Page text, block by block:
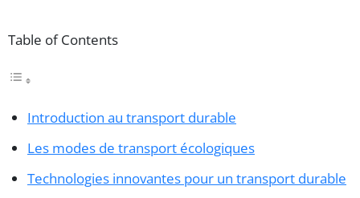
Table of Contents
Introduction au transport durable
Les modes de transport écologiques
Technologies innovantes pour un transport durable